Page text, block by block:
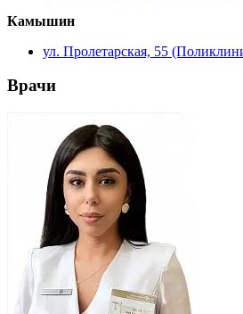
Камышин
ул. Пролетарская, 55
Врачи